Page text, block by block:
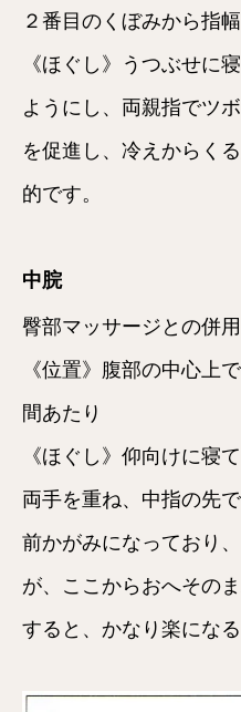
２番目のくぼみから指
《ほぐし》うつぶせに
ようにし、両親指でツ
を促進し、冷えからく
的です。
中脘
臀部マッサージとの併
《位置》腹部の中心上
間あたり
《ほぐし》仰向けに寝
両手を重ね、中指の先
前かがみになっており
が、ここからおへその
すると、かなり楽になる